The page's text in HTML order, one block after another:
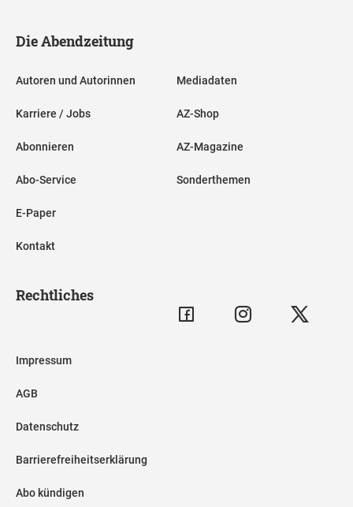
Die Abendzeitung
Autoren und Autorinnen
Karriere / Jobs
Abonnieren
Abo-Service
E-Paper
Kontakt
Mediadaten
AZ-Shop
AZ-Magazine
Sonderthemen
Rechtliches
Impressum
AGB
Datenschutz
Barrierefreiheitserklärung
Abo kündigen